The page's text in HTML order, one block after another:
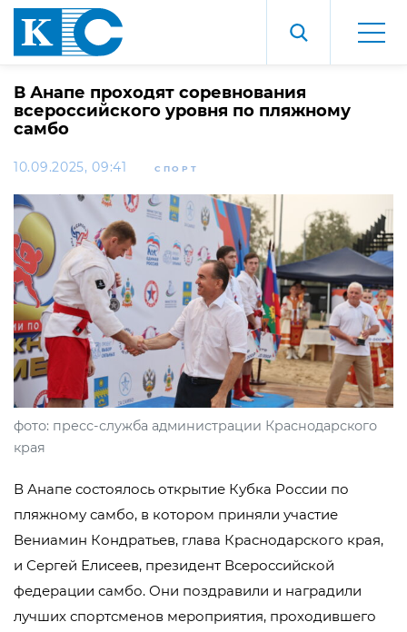
В Анапе проходят соревнования
всероссийского уровня по пляжному
самбо
10.09.2025, 09:41 СПОРТ
фото: пресс-служба администрации Краснодарского
края
В Анапе состоялось открытие Кубка России по
пляжному самбо, в котором приняли участие
Вениамин Кондратьев, глава Краснодарского края,
и Сергей Елисеев, президент Всероссийской
федерации самбо. Они поздравили и наградили
лучших спортсменов мероприятия, проходившего